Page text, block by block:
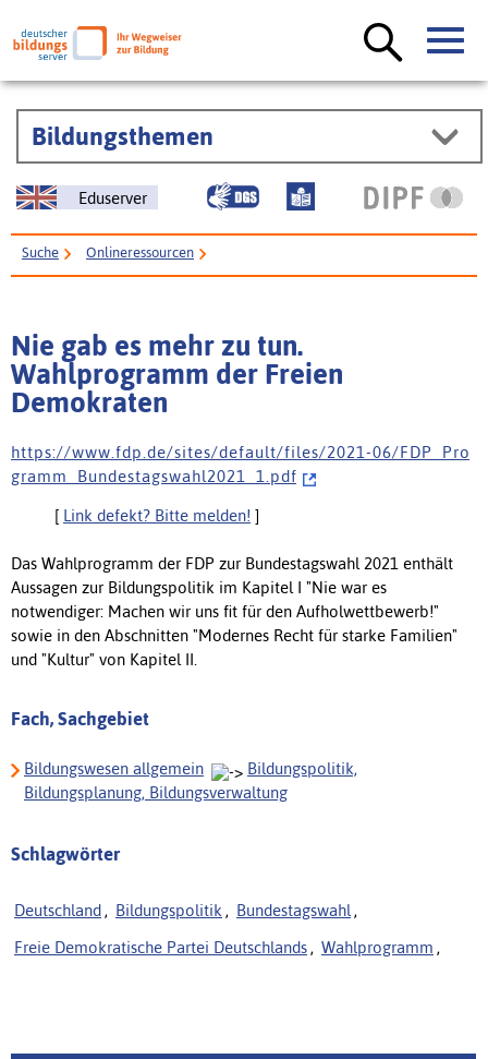
Bildungsthemen
Eduserver
Suche Onlineressourcen
Nie gab es mehr zu tun.
Wahlprogramm der Freien
Demokraten
h t t p s : / / w w w . f d p . d e / s i t e s / d e f a u l t / f i l e s / 2 0 2 1 - 0 6 / F D P _ P r o
g r a m m _ B u n d e s t a g s w a h l 2 0 2 1 _ 1 . p d f
[ Link defekt? Bitte melden! ]
Das Wahlprogramm der FDP zur Bundestagswahl 2021 enthält
Aussagen zur Bildungspolitik im Kapitel I "Nie war es
notwendiger: Machen wir uns fit für den Aufholwettbewerb!"
sowie in den Abschnitten "Modernes Recht für starke Familien"
und "Kultur" von Kapitel II.
Fach, Sachgebiet
Bildungswesen allgemein
Bildungspolitik,
Bildungsplanung, Bildungsverwaltung
Schlagwörter
Deutschland , Bildungspolitik , Bundestagswahl ,
Freie Demokratische Partei Deutschlands , Wahlprogramm ,